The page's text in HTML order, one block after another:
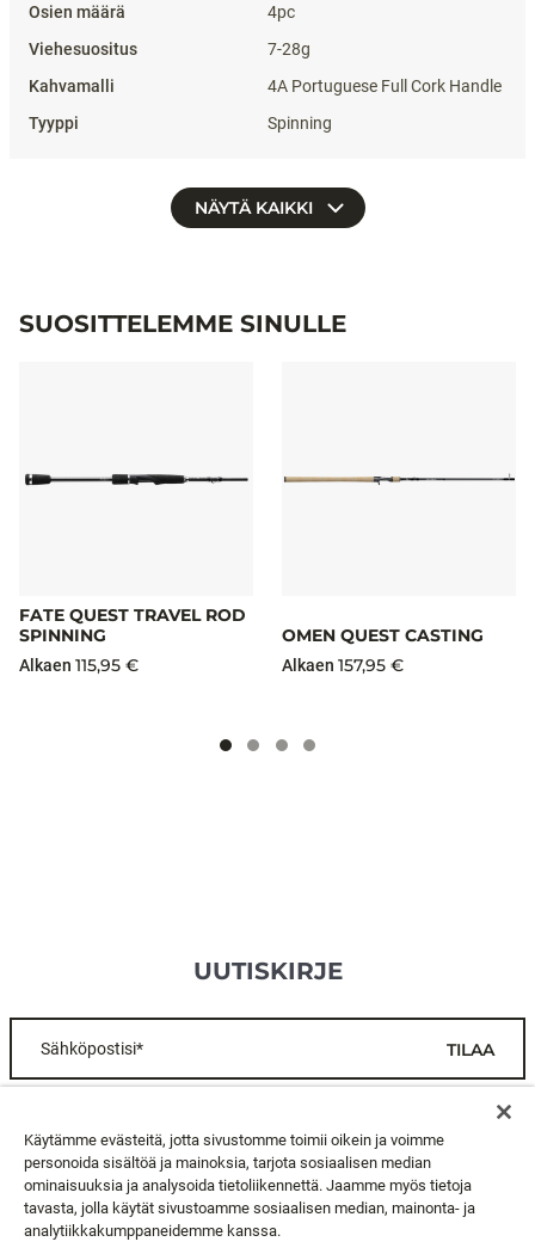
4pc
7-28g
4A Portuguese Full Cork Handle
Spinning
NÄYTÄ KAIKKI
SUOSITTELEMME SINULLE
FATE QUEST TRAVEL ROD
SPINNING
Alkaen 115,95 €
OMEN QUEST CASTING
Alkaen 157,95 €
UUTISKIRJE
Sähköpostisi* TILAA
ASIAKASPALVELU
TIETOA MEISTÄ
Käytämme evästeitä, jotta sivustomme toimii oikein ja voimme
personoida sisältöä ja mainoksia, tarjota sosiaalisen median
ominaisuuksia ja analysoida tietoliikennettä. Jaamme myös tietoja
tavasta, jolla käytät sivustoamme sosiaalisen median, mainonta- ja
analytiikkakumppaneidemme kanssa.